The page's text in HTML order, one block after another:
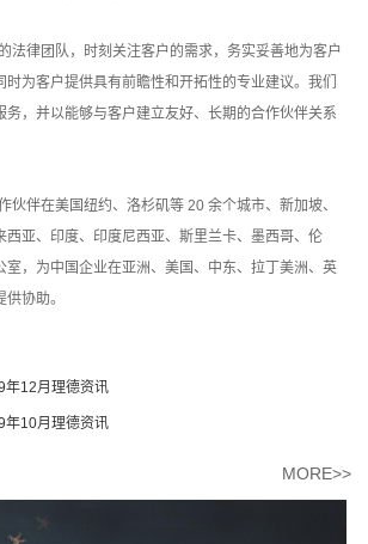
法律团队，时刻关注客户的需求，务实妥善地为客户
为客户提供具有前瞻性和开拓性的专业建议。我们
务，并以能够与客户建立友好、长期的合作伙伴关系
伙伴在美国纽约、洛杉矶等 20 余个城市、新加坡、
西亚、印度、印度尼西亚、斯里兰卡、墨西哥、伦
室，为中国企业在亚洲、美国、中东、拉丁美洲、英
协助。
年12月理德资讯
年10月理德资讯
MORE>>